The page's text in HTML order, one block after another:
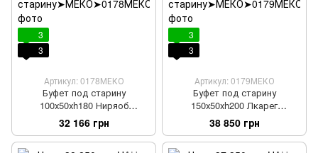
3
3
Артикул: 0178МЕКО
Буфет под старину
100х50хh180 Ниряоб
деревянный 4
32 166 грн
3
3
Артикул: 0179МЕКО
Буфет под старину
150х50хh200 Лкарег
деревянный
38 850 грн